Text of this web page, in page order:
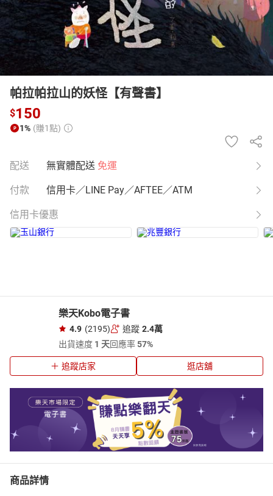
帕拉帕拉山的妖怪【有聲書】
$150
1% (賺1點)
配送 無實體配送 免運
付款 信用卡／LINE Pay／AFTEE／ATM
信用卡優惠
樂天Kobo電子書
4.9 (2195) 追蹤 2.4萬
出貨速度 1 天回應率57%
追蹤店家 逛店舖
商品詳情